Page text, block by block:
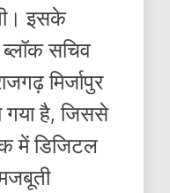
इसके
सचिव
मिर्जापुर
गया है, जिससे
में डिजिटल